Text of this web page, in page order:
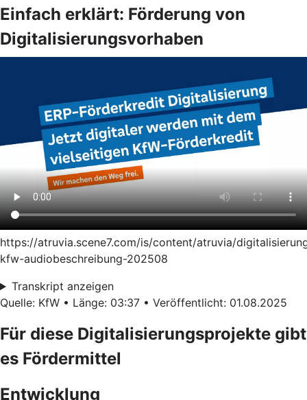
Einfach erklärt: Förderung von
Digitalisierungsvorhaben
https://atruvia.scene7.com/is/content/atruvia/
kfw-audiobeschreibung-202508
Transkript anzeigen
Quelle: KfW • Länge: 03:37 • Veröffentlicht: 01.08.2025
Für diese Digitalisierungsprojekte gibt
es Fördermittel
Entwicklung